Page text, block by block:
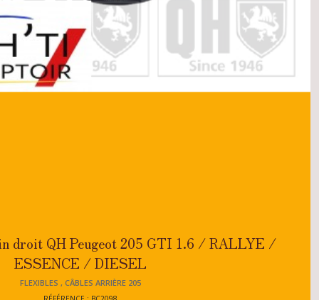
droit QH Peugeot 205 GTI 1.6 / RALLYE /
ESSENCE / DIESEL
FLEXIBLES , CÂBLES ARRIÈRE 205